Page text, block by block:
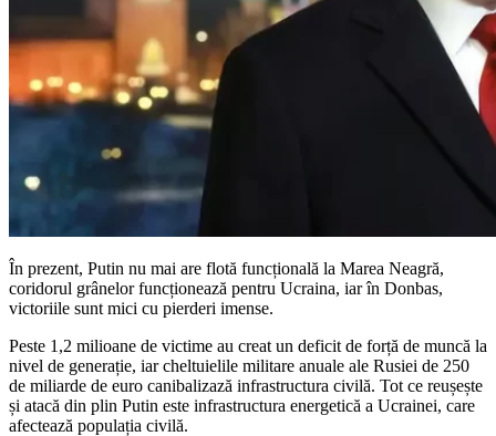
În prezent, Putin nu mai are flotă funcțională la Marea Neagră,
coridorul grânelor funcționează pentru Ucraina, iar în Donbas,
victoriile sunt mici cu pierderi imense.
Peste 1,2 milioane de victime au creat un deficit de forță de muncă la
nivel de generație, iar cheltuielile militare anuale ale Rusiei de 250
de miliarde de euro canibalizază infrastructura civilă. Tot ce reușește
și atacă din plin Putin este infrastructura energetică a Ucrainei, care
afectează populația civilă.